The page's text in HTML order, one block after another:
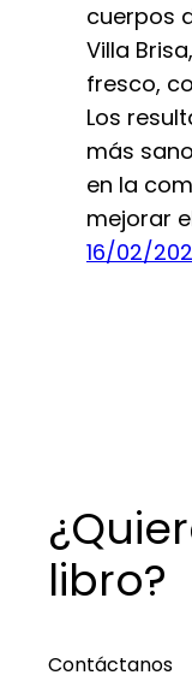
cuerpos
Villa
fresco,
Los
más
en la
mejorar
16/02/
libro?
Contáctanos